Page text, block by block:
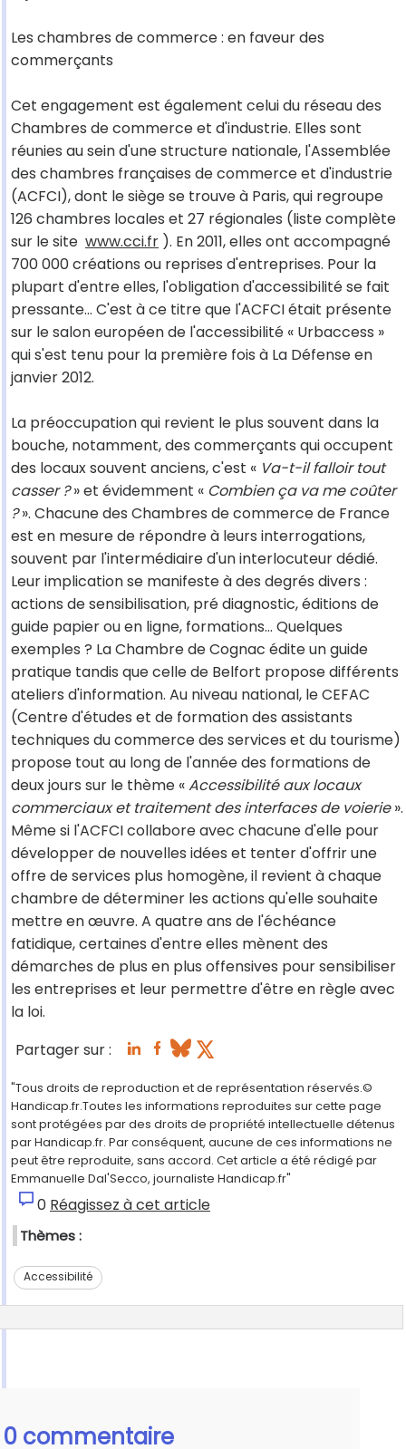
Les chambres de commerce : en faveur des
commerçants
Cet engagement est également celui du réseau des
Chambres de commerce et d'industrie. Elles sont
réunies au sein d'une structure nationale, l'Assemblée
des chambres françaises de commerce et d'industrie
(ACFCI), dont le siège se trouve à Paris, qui regroupe
126 chambres locales et 27 régionales (liste complète
sur le site www.cci.fr ). En 2011, elles ont accompagné
700 000 créations ou reprises d'entreprises. Pour la
plupart d'entre elles, l'obligation d'accessibilité se fait
pressante... C'est à ce titre que l'ACFCI était présente
sur le salon européen de l'accessibilité « Urbaccess »
qui s'est tenu pour la première fois à La Défense en
janvier 2012.
La préoccupation qui revient le plus souvent dans la
bouche, notamment, des commerçants qui occupent
des locaux souvent anciens, c'est « Va-t-il falloir tout
casser ?» et évidemment « Combien ça va me coûter
?». Chacune des Chambres de commerce de France
est en mesure de répondre à leurs interrogations,
souvent par l'intermédiaire d'un interlocuteur dédié.
Leur implication se manifeste à des degrés divers :
actions de sensibilisation, pré diagnostic, éditions de
guide papier ou en ligne, formations... Quelques
exemples ? La Chambre de Cognac édite un guide
pratique tandis que celle de Belfort propose différents
ateliers d'information. Au niveau national, le CEFAC
(Centre d'études et de formation des assistants
techniques du commerce des services et du tourisme)
propose tout au long de l'année des formations de
deux jours sur le thème «Accessibilité aux locaux
commerciaux et traitement des interfaces de voierie».
Même si l'ACFCI collabore avec chacune d'elle pour
développer de nouvelles idées et tenter d'offrir une
offre de services plus homogène, il revient à chaque
chambre de déterminer les actions qu'elle souhaite
mettre en œuvre. A quatre ans de l'échéance
fatidique, certaines d'entre elles mènent des
démarches de plus en plus offensives pour sensibiliser
les entreprises et leur permettre d'être en règle avec
la loi.
Partager sur :
"Tous droits de reproduction et de représentation réservés.©
Handicap.fr.Toutes les informations reproduites sur cette page
sont protégées par des droits de propriété intellectuelle détenus
par Handicap.fr. Par conséquent, aucune de ces informations ne
peut être reproduite, sans accord. Cet article a été rédigé par
Emmanuelle Dal'Secco, journaliste Handicap.fr"
0 Réagissez à cet article
Thèmes :
Accessibilité
0 commentaire